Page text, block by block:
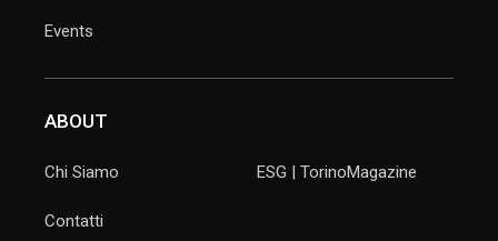
Events
ABOUT
Chi Siamo
Contatti
ESG | TorinoMagazine